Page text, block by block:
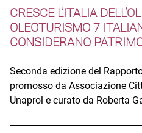
CRESCE L’ITALIA
OLEOTURISMO 7
CONSIDERANO
Seconda edizione del
promosso da Associazione
Unaprol e curato da Roberta